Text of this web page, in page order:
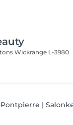
Wickrange L-3980